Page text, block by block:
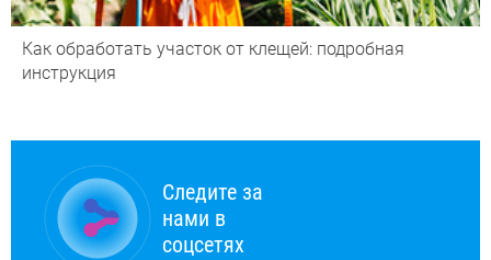
Как обработать участок от клещей: подробная
инструкция
Следите за
нами в
соцсетях